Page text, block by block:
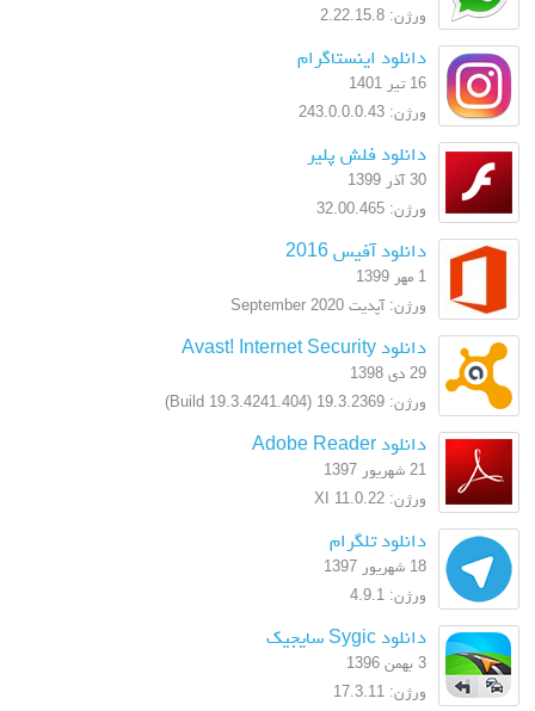
ورژن: 2.22.15.8
دانلود اینستاگرام
16 تیر 1401
ورژن: 243.0.0.0.43
دانلود فلش پلیر
30 آذر 1399
ورژن: 32.00.465
دانلود آفیس 2016
1 مهر 1399
ورژن: آپدیت September 2020
دانلود Avast! Internet Security
29 دی 1398
ورژن: 19.3.2369 (Build 19.3.4241.404)
دانلود Adobe Reader
21 شهریور 1397
ورژن: XI 11.0.22
دانلود تلگرام
18 شهریور 1397
ورژن: 4.9.1
دانلود Sygic سایجیک
3 بهمن 1396
ورژن: 17.3.11